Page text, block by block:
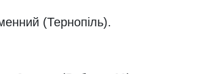
(Тернопіль).